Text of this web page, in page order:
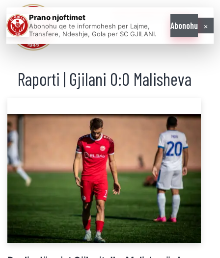
ONE
Raporti | Gjilani 0:0 Malisheva
Prano njoftimet
Abonohu qe te informohesh per Lajme,
Transfere, Ndeshje, Gola per SC GJILANI.
Abonohu ×